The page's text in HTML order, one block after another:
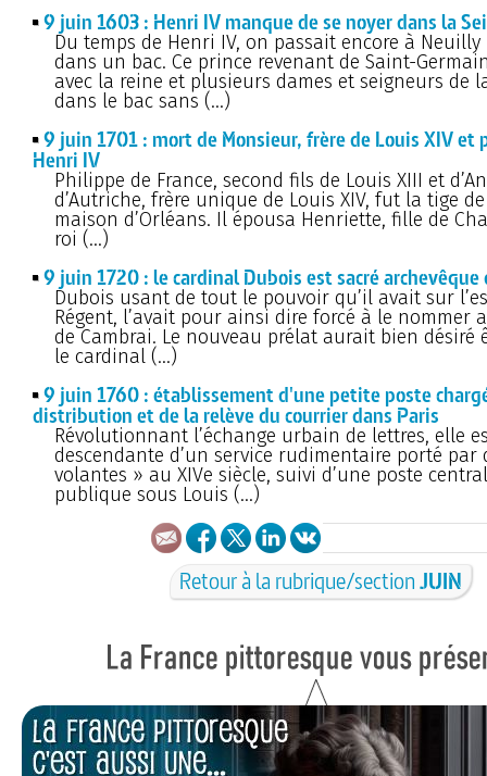
9 juin 1603 : Henri IV manque de se noyer dans la
Du temps de Henri IV, on passait encore à Neuilly
dans un bac. Ce prince revenant de Saint-
avec la reine et plusieurs dames et seigneurs de
dans le bac sans (…)
9 juin 1701 : mort de Monsieur, frère de Louis XIV
Henri IV
Philippe de France, second fils de Louis XIII et
d’Autriche, frère unique de Louis XIV, fut la tige
maison d’Orléans. Il épousa Henriette, fille de
roi (…)
9 juin 1720 : le cardinal Dubois est sacré archevêque
Dubois usant de tout le pouvoir qu’il avait sur
Régent, l’avait pour ainsi dire forcé à le nommer
de Cambrai. Le nouveau prélat aurait bien désiré
le cardinal (…)
9 juin 1760 : établissement d'une petite poste
distribution et de la relève du courrier dans Paris
Révolutionnant l’échange urbain de lettres, elle
descendante d’un service rudimentaire porté
volantes » au XIVe siècle, suivi d’une poste
publique sous Louis (…)
Retour à la rubrique/sectionJUIN